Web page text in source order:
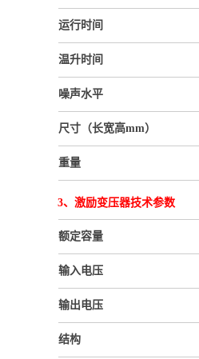
运行时间
温升时间
噪声水平
尺寸（长宽高mm）
重量
3、激励变压器技术参数
额定容量
输入电压
输出电压
结构